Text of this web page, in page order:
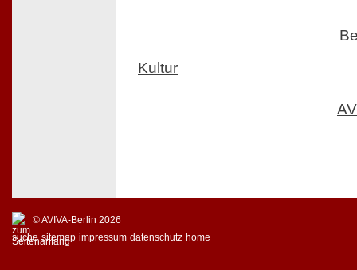
Kultur
© AVIVA-Berlin 2026
suche sitemap impressum datenschutz home